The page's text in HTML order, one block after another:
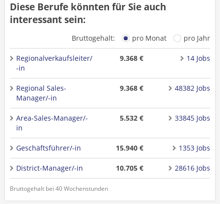
Diese Berufe könnten für Sie auch
interessant sein:
Bruttogehalt: pro Monat pro Jahr
Regionalverkaufsleiter/
-in
9.368 € 14 Jobs
Regional Sales-
Manager/-in
9.368 € 48382 Jobs
Area-Sales-Manager/-
in
5.532 € 33845 Jobs
Geschäftsführer/-in 15.940 € 1353 Jobs
District-Manager/-in 10.705 € 28616 Jobs
Bruttogehalt bei 40 Wochenstunden